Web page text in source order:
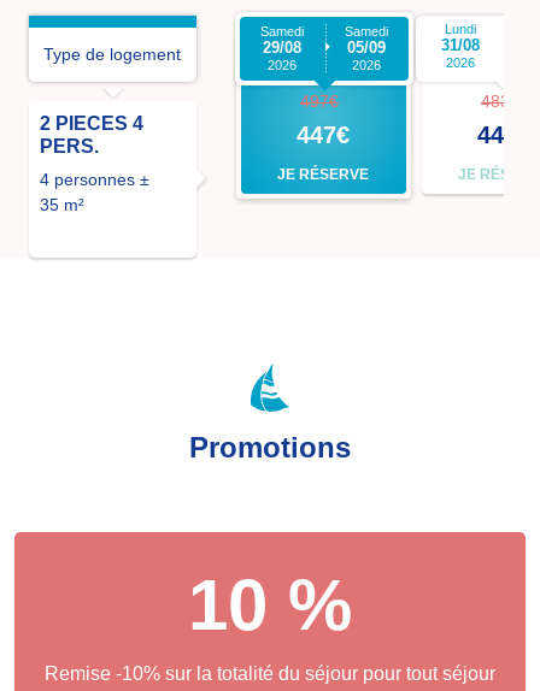
Type de logement
2 PIECES 4
PERS.
4 personnes ±
35 m²
Samedi
29/08
2026
Samedi
05/09
2026
-10%
497€
447€
JE RÉSERVE
Lundi
31/08
2026
483€
448€
JE
Promotions
10 %
Remise -10% sur la totalité du séjour pour tout séjour